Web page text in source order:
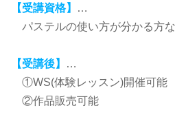
【受講資格】
…
パステルの使い方が分かる方
【受講後】
…
①WS(体験レッスン)開催可能
②作品販売可能